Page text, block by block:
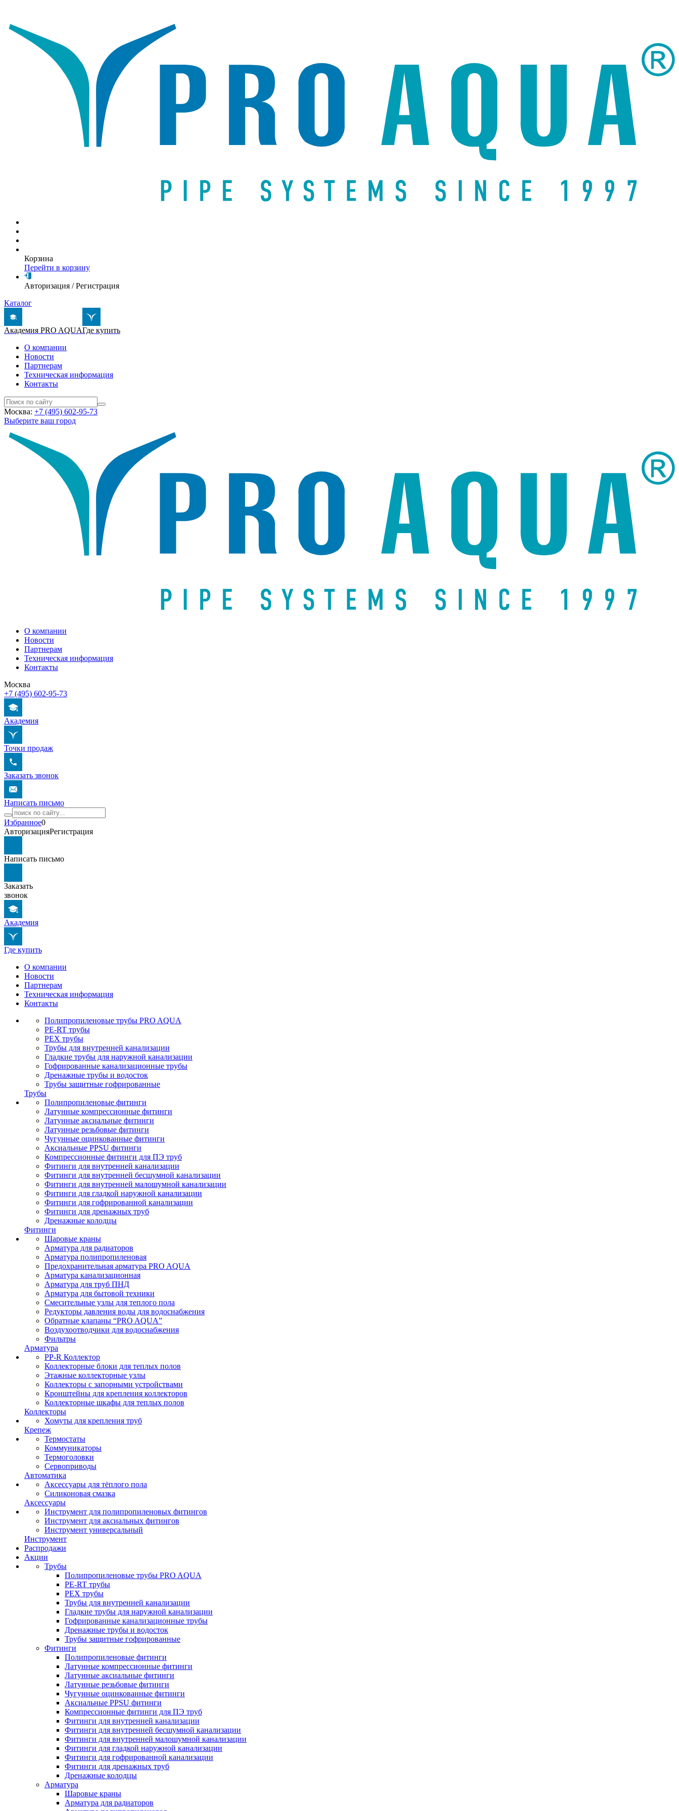
Корзина
Перейти в корзину
Авторизация /Регистрация
Каталог
Академия PRO AQUAГде купить
О компании
Новости
Партнерам
Техническая информация
Контакты
Москва: +7 (495) 602-95-73
Выберите ваш город
О компании
Новости
Партнерам
Техническая информация
Контакты
Москва
+7 (495) 602-95-73
Академия
Точки продаж
Заказать звонок
Написать письмо
Избранное0
АвторизацияРегистрация
Написать письмо
Заказать
звонок
Академия
Где купить
О компании
Новости
Партнерам
Техническая информация
Контакты
Полипропиленовые трубы PRO AQUA
PE-RT трубы
PEX трубы
Трубы для внутренней канализации
Гладкие трубы для наружной канализации
Гофрированные канализационные трубы
Дренажные трубы и водосток
Трубы защитные гофрированные
Трубы
Полипропиленовые фитинги
Латунные компрессионные фитинги
Латунные аксиальные фитинги
Латунные резьбовые фитинги
Чугунные оцинкованные фитинги
Аксиальные PPSU фитинги
Компрессионные фитинги для ПЭ труб
Фитинги для внутренней канализации
Фитинги для внутренней бесшумной канализации
Фитинги для внутренней малошумной канализации
Фитинги для гладкой наружной канализации
Фитинги для гофрированной канализации
Фитинги для дренажных труб
Дренажные колодцы
Фитинги
Шаровые краны
Арматура для радиаторов
Арматура полипропиленовая
Предохранительная арматура PRO AQUA
Арматура канализационная
Арматура для труб ПНД
Арматура для бытовой техники
Смесительные узлы для теплого пола
Редукторы давления воды для водоснабжения
Обратные клапаны “PRO AQUA”
Воздухоотводчики для водоснабжения
Фильтры
Арматура
PP-R Коллектор
Коллекторные блоки для теплых полов
Этажные коллекторные узлы
Коллекторы с запорными устройствами
Кронштейны для крепления коллекторов
Коллекторные шкафы для теплых полов
Коллекторы
Хомуты для крепления труб
Крепеж
Термостаты
Коммуникаторы
Термоголовки
Сервоприводы
Автоматика
Аксессуары для тёплого пола
Силиконовая смазка
Аксессуары
Инструмент для полипропиленовых фитингов
Инструмент для аксиальных фитингов
Инструмент универсальный
Инструмент
Распродажи
Акции
Трубы
Полипропиленовые трубы PRO AQUA
PE-RT трубы
PEX трубы
Трубы для внутренней канализации
Гладкие трубы для наружной канализации
Гофрированные канализационные трубы
Дренажные трубы и водосток
Трубы защитные гофрированные
Фитинги
Полипропиленовые фитинги
Латунные компрессионные фитинги
Латунные аксиальные фитинги
Латунные резьбовые фитинги
Чугунные оцинкованные фитинги
Аксиальные PPSU фитинги
Компрессионные фитинги для ПЭ труб
Фитинги для внутренней канализации
Фитинги для внутренней бесшумной канализации
Фитинги для внутренней малошумной канализации
Фитинги для гладкой наружной канализации
Фитинги для гофрированной канализации
Фитинги для дренажных труб
Дренажные колодцы
Арматура
Шаровые краны
Арматура для радиаторов